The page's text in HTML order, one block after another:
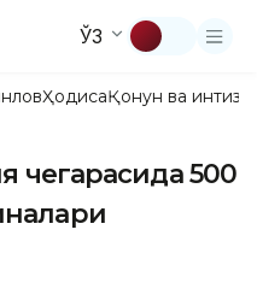
ЎЗ
ҲодисаҚонун ва
чегарасида 500